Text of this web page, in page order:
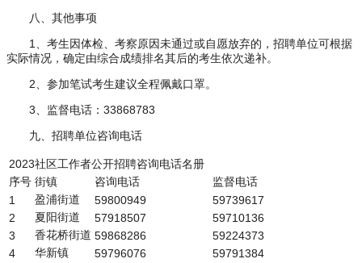
八、其他事项
1、考生因体检、考察原因未通过或自愿放弃的，招聘单位可根据
实际情况，确定由综合成绩排名其后的考生依次递补。
2、参加笔试考生建议全程佩戴口罩。
3、监督电话：33868783
九、招聘单位咨询电话
2023社区工作者公开招聘咨询电话名册
序号 街镇 咨询电话
监督电话
1
盈浦街道 59800949
59739617
2
夏阳街道 57918507
59710136
3
香花桥街道 59868286
59224373
4
华新镇 59796076
59791384